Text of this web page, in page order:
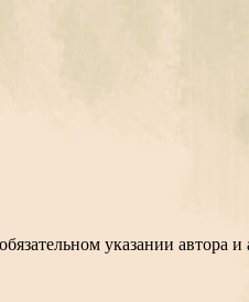
указании автора